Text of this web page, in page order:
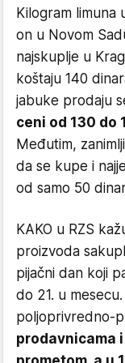
Kilogram limuna
on u Novom
najskuplje u
koštaju 140
jabuke prodaju
ceni od 130 do
Međutim,
da se kupe i
od samo 50
KAKO u RZS
proizvoda
pijačni dan koji
do 21. u
poljoprivredno-
prodavnicama